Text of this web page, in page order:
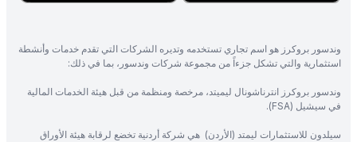
وندسور بروكرز هو اسم تجاري تستخدمه وتديره الشركات التي تقدم خدمات وأنشطة
استثمارية والتي تشكل جزءاً من مجموعة شركات وندسور، بما في ذلك:
وندسور بروكرز انترناشونال ليميتد، مرخصة ومنظمة من قبل هيئة الخدمات المالية
في سيشيل (FSA).
سيلدون للاستثمارات ليمتد (الأردن) هي شركة أردنية تخضع لرقابة هيئة الأوراق